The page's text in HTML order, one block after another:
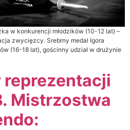
w konkurencji młodzików (10-12 lat) –
zwycięzcy. Srebrny medal Igora
(16-18 lat), gościnny udział w drużynie
Mistrzostwa